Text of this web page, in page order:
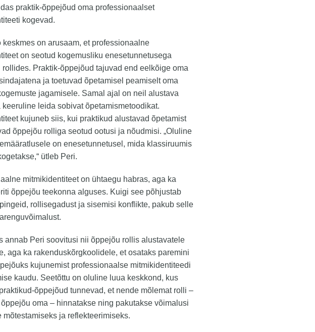
praktik-õppejõud oma professionaalset
kogevad.
keskmes on arusaam, et professionaalne
on seotud kogemusliku enesetunnetusega
rollides. Praktik-õppejõud tajuvad end eelkõige oma
ja toetuvad õpetamisel peamiselt oma
jagamisele. Samal ajal on neil alustava
keeruline leida sobivat õpetamismetoodikat.
kujuneb siis, kui praktikud alustavad õpetamist
õppejõu rolliga seotud ootusi ja nõudmisi. „Oluline
on enesetunnetusel, mida klassiruumis
ütleb Peri.
mitmikidentiteet on ühtaegu habras, aga ka
õppejõu teekonna alguses. Kuigi see põhjustab
rollisegadust ja sisemisi konflikte, pakub selle
annab Peri soovitusi nii õppejõu rollis alustavatele
aga ka rakenduskõrgkoolidele, et osataks paremini
kujunemist professionaalse mitmikidentiteedi
kaudu. Seetõttu on oluline luua keskkond, kus
õppejõud tunnevad, et nende mõlemat rolli –
oma – hinnatakse ning pakutakse võimalusi
mõtestamiseks ja reflekteerimiseks.